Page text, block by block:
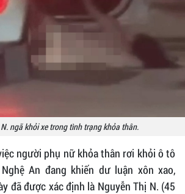
ngã khỏi xe trong tình trạng khỏa thân.
người phụ nữ khỏa thân rơi khỏi ô tô
An đang khiến dư luận xôn xao,
đã được xác định là Nguyễn Thị N. (45